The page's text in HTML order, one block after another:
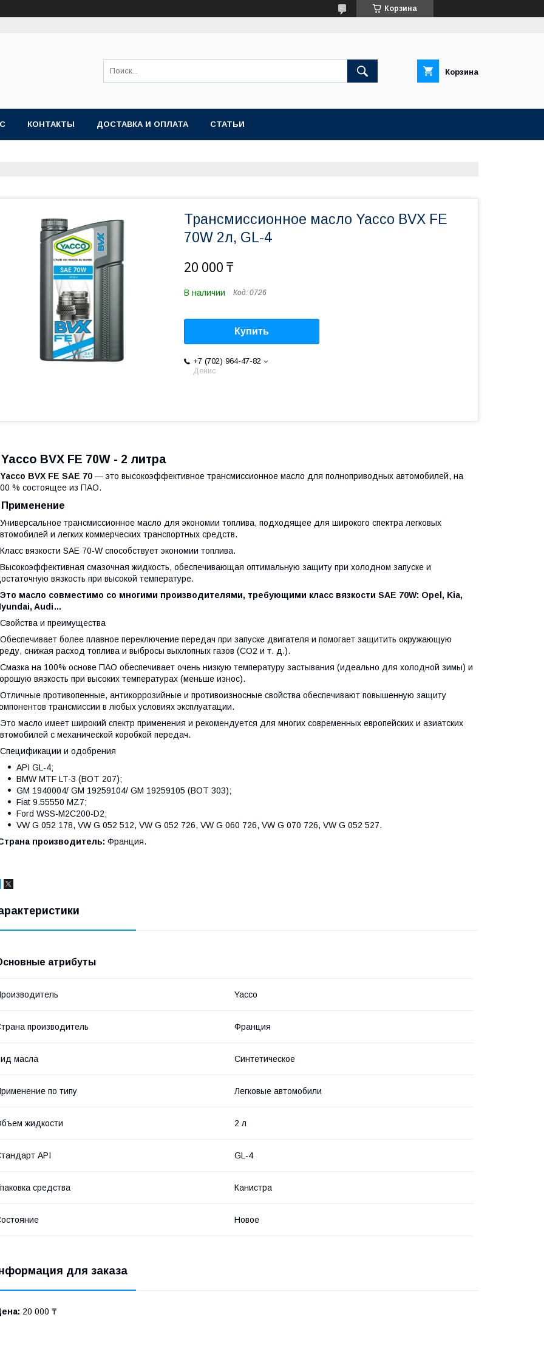
Корзина
Корзина
КОНТАКТЫ ДОСТАВКА И ОПЛАТА СТАТЬИ
Трансмиссионное масло Yacco BVX FE
70W 2л, GL-4
20 000 ₸
В наличии Код: 0726
Купить
+7 (702) 964-47-82
Денис
Yacco BVX FE 70W - 2 литра
Yacco BVX FE SAE 70 — это высокоэффективное трансмиссионное масло для полноприводных автомобилей, на
% состоящее из ПАО.
Применение
Универсальное трансмиссионное масло для экономии топлива, подходящее для широкого спектра легковых
и легких коммерческих транспортных средств.
Класс вязкости SAE 70-W способствует экономии топлива.
Высокоэффективная смазочная жидкость, обеспечивающая оптимальную защиту при холодном запуске и
вязкость при высокой температуре.
Это масло совместимо со многими производителями, требующими класс вязкости SAE 70W: Opel, Kia,
Audi…
Свойства и преимущества
Обеспечивает более плавное переключение передач при запуске двигателя и помогает защитить окружающую
снижая расход топлива и выбросы выхлопных газов (CO2 и т. д.).
Смазка на 100% основе ПАО обеспечивает очень низкую температуру застывания (идеально для холодной зимы) и
вязкость при высоких температурах (меньше износ).
Отличные противопенные, антикоррозийные и противоизносные свойства обеспечивают повышенную защиту
трансмиссии в любых условиях эксплуатации.
Это масло имеет широкий спектр применения и рекомендуется для многих современных европейских и азиатских
с механической коробкой передач.
Спецификации и одобрения
API GL-4;
BMW MTF LT-3 (BOT 207);
GM 1940004/ GM 19259104/ GM 19259105 (BOT 303);
Fiat 9.55550 MZ7;
Ford WSS-M2C200-D2;
VW G 052 178, VW G 052 512, VW G 052 726, VW G 060 726, VW G 070 726, VW G 052 527.
производитель: Франция.
атрибуты
Yacco
производитель Франция
масла Синтетическое
по типу Легковые автомобили
жидкости 2 л
API GL-4
средства Канистра
Новое
для заказа
20 000 ₸